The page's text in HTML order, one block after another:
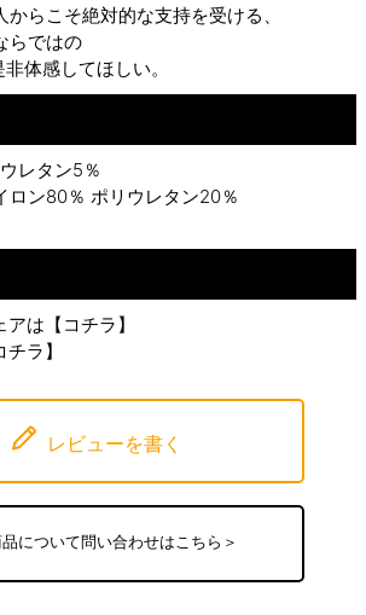
らこそ絶対的な支持を受ける、
らではの
体感してほしい。
レタン5％
ン80％ ポリウレタン20％
アは【 コチラ 】
チラ 】
レビューを書く
について問い合わせはこちら＞